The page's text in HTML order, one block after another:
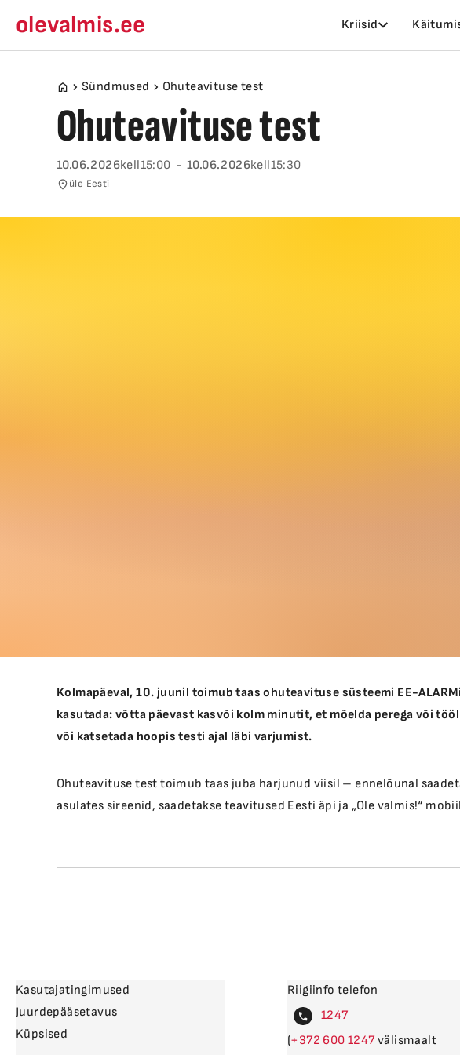
olevalmis.ee Kriisid
Sündmused Ohuteavituse test
Ohuteavituse test
10.06.2026kell15:00 - 10.06.2026kell15:30
üle Eesti
Kolmapäeval, 10. juunil toimub taas ohuteavituse süsteemi EE-
kasutada: võtta päevast kasvõi kolm minutit, et mõelda perega või
või katsetada hoopis testi ajal läbi varjumist.
Ohuteavituse test toimub taas juba harjunud viisil – ennelõunal
asulates sireenid, saadetakse teavitused Eesti äpi ja „Ole valmis!“
Kasutajatingimused
Juurdepääsetavus
Küpsised
Riigiinfo telefon
4
(
600 välismaalt